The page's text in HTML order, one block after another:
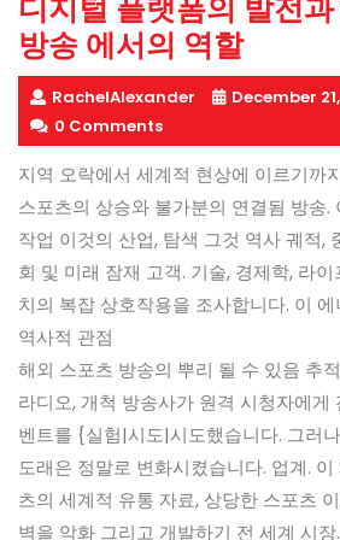
디지털 플랫폼의 발전
방송 에서의 역할
RachelAlexander
December
0 Comments
지역 오락에서 세계적 현상에 이르기까
스포츠의 상승와 불가분의 연결됨 방송.
작업 이것의 산업, 탐색 그것 역사 궤적,
회 및 미래 잠재 고객. 기술, 경제학, 라
치의 복잡 상호작용을 조사합니다. 이
역사적 관점
해외 스포츠 방송의 뿌리 될 수 있음 추
라디오, 개척 방송사가 원격 시청자에게
벤트를 {실험|시도|시도했습니다. 그러
도래은 정말로 변화시켰습니다. 업계.
츠의 세계적 유통 자료, 상당한 스포츠
벽을 악화 그리고 개발하기 전 세계 시장.